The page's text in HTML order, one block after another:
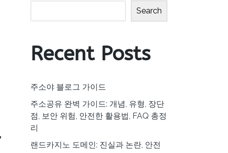
Search
Recent Posts
주소야 블로그 가이드
주소공유 완벽 가이드: 개념, 유형, 장단
점, 보안 위험, 안전한 활용법, FAQ 총정
리
랜드카지노 도메인: 진실과 논란, 안전